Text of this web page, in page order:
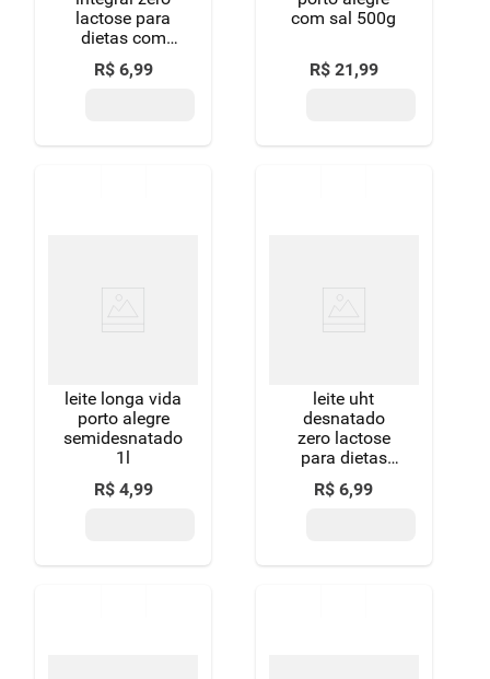
lactose para
dietas com
restrição de
lactose itambé
R$ 6,99
com sal 500g
R$ 21,99
leite longa vida
porto alegre
semidesnatado
1l
R$ 4,99
leite uht
desnatado
zero lactose
para dietas
com restrição
de lactose
R$ 6,99